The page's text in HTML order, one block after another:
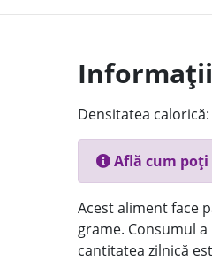
Densitatea calorică:
Află cum
Acest aliment face
grame. Consumul
cantitatea zilnică